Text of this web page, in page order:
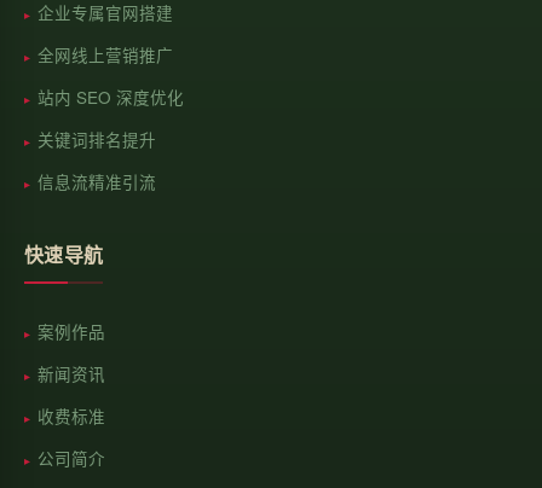
企业专属官网搭建
全网线上营销推广
站内 SEO 深度优化
关键词排名提升
信息流精准引流
快速导航
案例作品
新闻资讯
收费标准
公司简介